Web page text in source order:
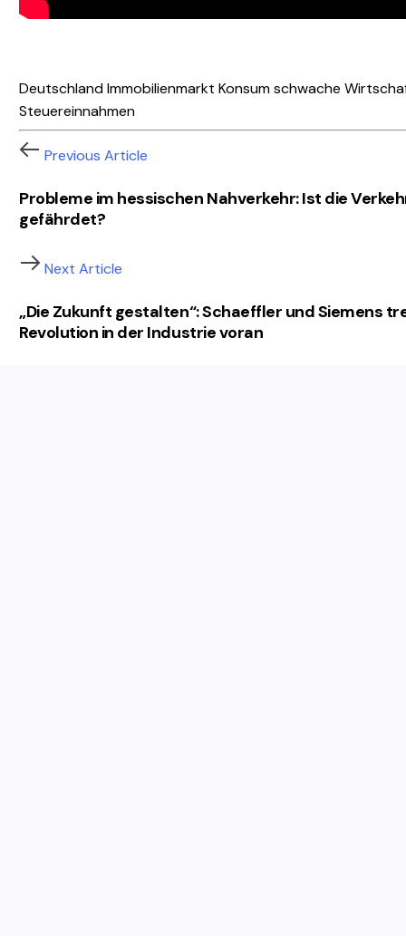
Deutschland Immobilienmarkt Konsum schwache
Steuereinnahmen
Previous Article
Probleme im hessischen Nahverkehr: Ist die
gefährdet?
Next Article
„Die Zukunft gestalten“: Schaeffler und Siemens
Revolution in der Industrie voran